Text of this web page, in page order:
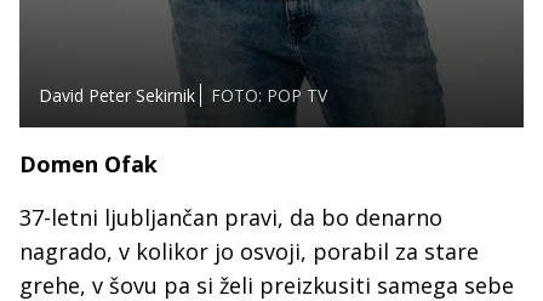
David Peter Sekirnik FOTO: POP TV
Domen Ofak
37-letni ljubljančan pravi, da bo denarno
nagrado, v kolikor jo osvoji, porabil za stare
grehe, v šovu pa si želi preizkusiti samega sebe